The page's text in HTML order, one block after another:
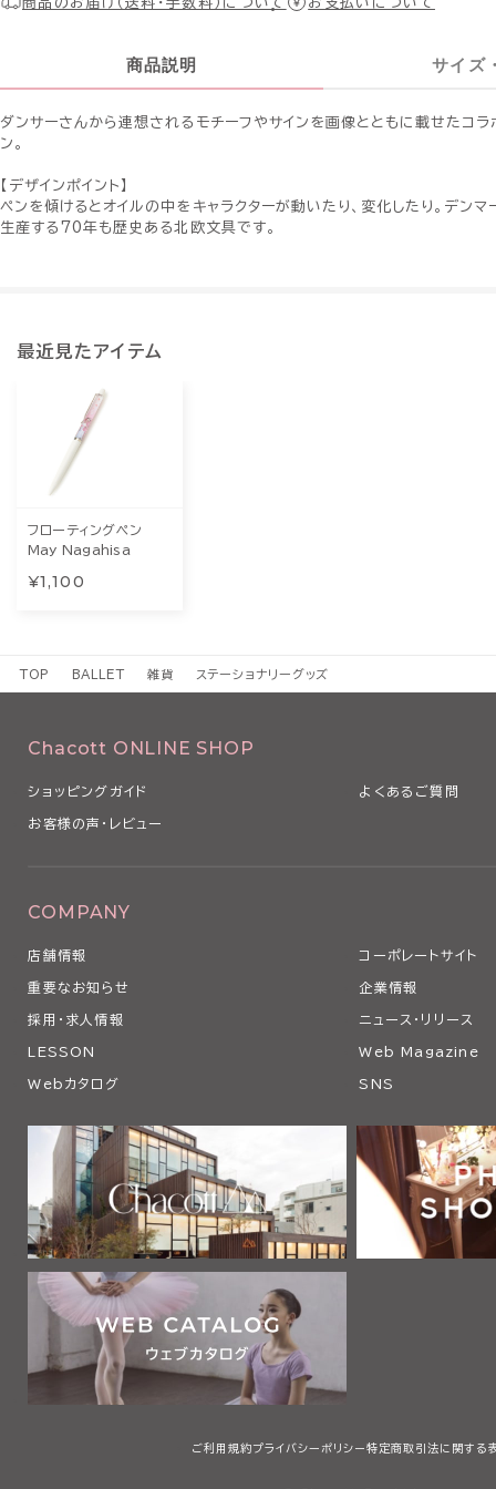
商品説明 サイズ
ダンサーさんから連想されるモチーフやサインを画像とともに載せたコラ
ン。
【デザインポイント】
ペンを傾けるとオイルの中をキャラクターが動いたり、変化したり。デンマ
生産する70年も歴史ある北欧文具です。
最近見たアイテム
フローティングペン
May Nagahisa
¥1,100
TOP BALLET 雑貨 ステーショナリーグッズ
Chacott ONLINE SHOP
ショッピングガイド よくあるご質問
お客様の声・レビュー
COMPANY
店舗情報 コーポレートサイト
重要なお知らせ 企業情報
採用・求人情報 ニュース・リリース
LESSON Web Magazine
Webカタログ SNS
ご利用規約プライバシーポリシー 特定商取引法に関する